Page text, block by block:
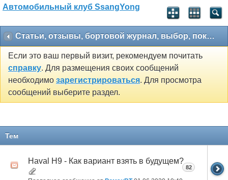
Автомобильный клуб SsangYong
Статьи, отзывы, бортовой журнал, выбор, покупка
Если это ваш первый визит, рекомендуем почитать
справку. Для размещения своих сообщений
необходимо зарегистрироваться. Для просмотра
сообщений выберите раздел.
Тем
Haval H9 - Как вариант взять в будущем?
82